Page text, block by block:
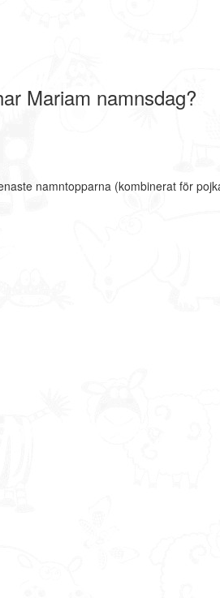
Mariam namnsdag?
namntopparna (kombinerat för